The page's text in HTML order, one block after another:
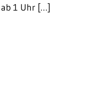
ab 1 Uhr […]